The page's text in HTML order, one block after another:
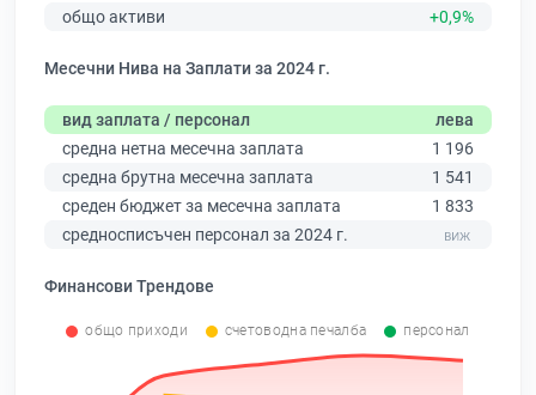
общо активи
+0,9%
Месечни Нива на Заплати за 2024 г.
вид заплата / персонал
лева
средна нетна месечна заплата
1 196
средна брутна месечна заплата
1 541
среден бюджет за месечна заплата
1 833
средносписъчен персонал за 2024 г.
Финансови Трендове
общо приходи счетоводна печалба персонал